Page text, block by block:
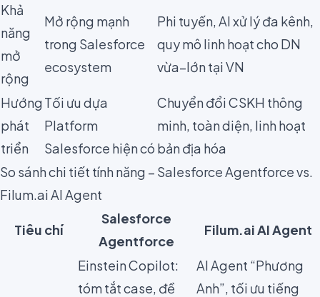
Khả
năng
mở
rộng
Mở rộng mạnh
trong Salesforce
ecosystem
Phi tuyến, AI xử lý đa kênh,
quy mô linh hoạt cho DN
vừa–lớn tại VN
Hướng
phát
triển
Tối ưu dựa
Platform
Salesforce hiện có
Chuyển đổi CSKH thông
minh, toàn diện, linh hoạt
bản địa hóa
So sánh chi tiết tính năng – Salesforce Agentforce vs.
Filum.ai AI Agent
Tiêu chí
Salesforce
Agentforce
Filum.ai AI Agent
Einstein Copilot:
tóm tắt case, đề
AI Agent “Phương
Anh”, tối ưu tiếng